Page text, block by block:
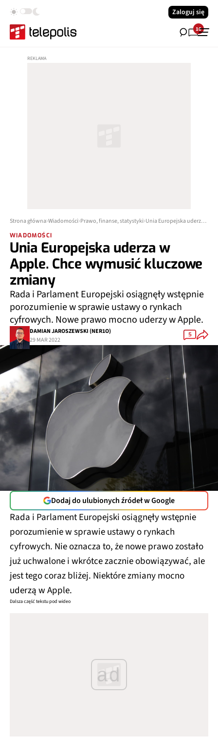
Zaloguj się
10
Strona główna Wiadomości Prawo, finanse, statystyki Unia Europejska uderza w Apple. Chce wymusić kluczowe zmiany
WIADOMOŚCI
Unia Europejska uderza w
Apple. Chce wymusić kluczowe
zmiany
Rada i Parlament Europejski osiągnęły wstępnie
porozumienie w sprawie ustawy o rynkach
cyfrowych. Nowe prawo mocno uderzy w Apple.
DAMIAN JAROSZEWSKI (NER1O)
29 MAR 2022
5
Dodaj do ulubionych źródeł w Google
Rada i Parlament Europejski osiągnęły wstępnie
porozumienie w sprawie ustawy o rynkach
cyfrowych. Nie oznacza to, że nowe prawo zostało
już uchwalone i wkrótce zacznie obowiązywać, ale
jest tego coraz bliżej. Niektóre zmiany mocno
uderzą w Apple.
Dalsza część tekstu pod wideo
ad